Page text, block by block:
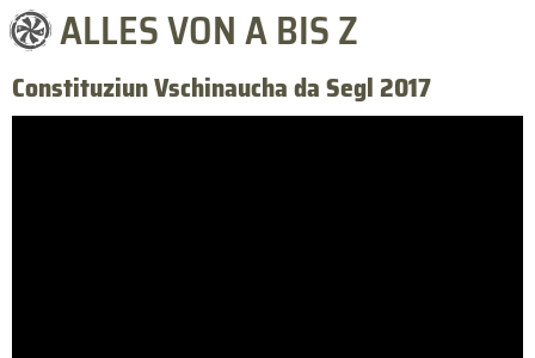
ALLES VON A BIS Z
Constituziun Vschinaucha da Segl 2017